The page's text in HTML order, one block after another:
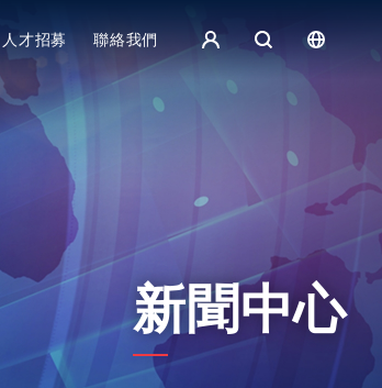
人才招募 聯絡我們
克
新聞中心